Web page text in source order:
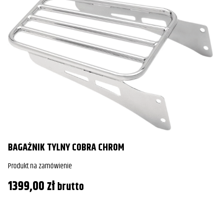
BAGAŻNIK TYLNY COBRA CHROM
Produkt na zamówienie
1399,00złbrutto